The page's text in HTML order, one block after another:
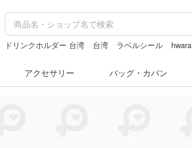
ドリンクホルダー 台湾 台湾 ラベルシール hwara
アクセサリー バッグ・カバン